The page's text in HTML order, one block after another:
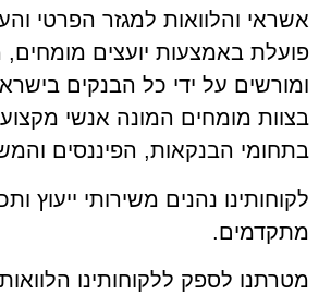
אשראי והלוואות למגזר הפרטי
פועלת באמצעות יועצים מומחים,
ומורשים על ידי כל הבנקים
בצוות מומחים המונה אנשי מקצוע
בתחומי הבנקאות, הפיננסים
לקוחותינו נהנים משירותי ייעוץ
מתקדמים.
מטרתנו לספק ללקוחותינו